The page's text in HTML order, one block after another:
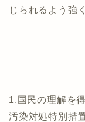
じられるよう強
1.国民の理解を
汚染対処特別措